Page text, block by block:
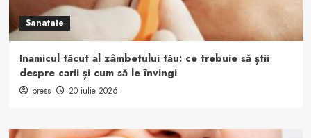
Sanatate
Inamicul tăcut al zâmbetului tău: ce trebuie să știi
despre carii și cum să le învingi
press 20 iulie 2026